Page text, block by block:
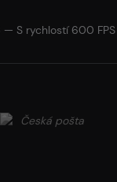
S rychlostí 600